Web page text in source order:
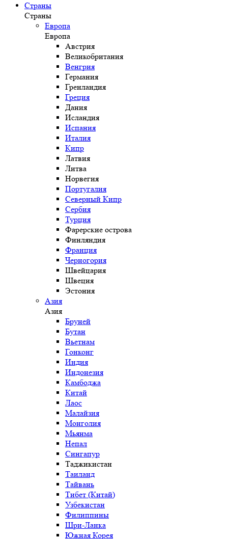
Страны
Страны
Европа
Европа
Австрия
Великобритания
Венгрия
Германия
Гренландия
Греция
Дания
Исландия
Испания
Италия
Кипр
Латвия
Литва
Норвегия
Португалия
Северный Кипр
Сербия
Турция
Фарерские острова
Финляндия
Франция
Черногория
Швейцария
Швеция
Эстония
Азия
Азия
Бруней
Бутан
Вьетнам
Гонконг
Индия
Индонезия
Камбоджа
Китай
Лаос
Малайзия
Монголия
Мьянма
Непал
Сингапур
Таджикистан
Таиланд
Тайвань
Тибет (Китай)
Узбекистан
Филиппины
Шри-Ланка
Южная Корея